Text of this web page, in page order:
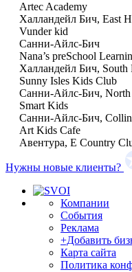
Artec Academy
Халландейл Бич, East
Vunder kid
Санни-Айлс-Бич
Nana’s preSchool
Халландейл Бич, South
Sunny Isles Kids Club
Санни-Айлс-Бич, North
Smart Kids
Санни-Айлс-Бич,
Art Kids Cafe
Авентура, E Country
Нужны новые клиенты?
Компании
События
Реклама
+Добавить
Карта сайта
Политика